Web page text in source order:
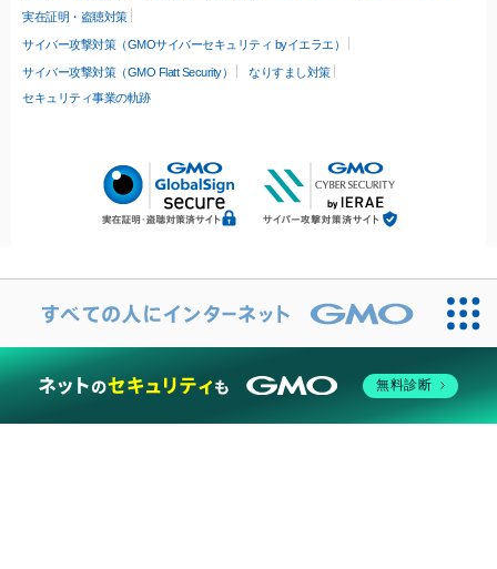
実在証明・盗聴対策
サイバー攻撃対策（GMOサイバーセキュリティ byイエラエ）
サイバー攻撃対策（GMO Flatt Security）
なりすまし対策
セキュリティ事業の軌跡
無料診断